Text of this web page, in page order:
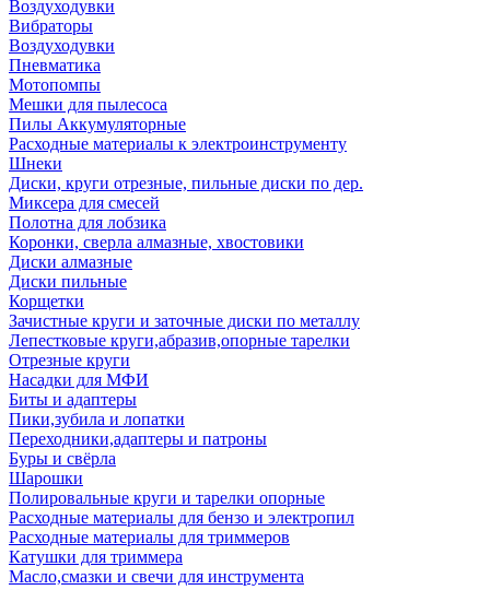
Воздуходувки
Вибраторы
Воздуходувки
Пневматика
Мотопомпы
Мешки для пылесоса
Пилы Аккумуляторные
Расходные материалы к электроинструменту
Шнеки
Диски, круги отрезные, пильные диски по дер.
Миксера для смесей
Полотна для лобзика
Коронки, сверла алмазные, хвостовики
Диски алмазные
Диски пильные
Корщетки
Зачистные круги и заточные диски по металлу
Лепестковые круги,абразив,опорные тарелки
Отрезные круги
Насадки для МФИ
Биты и адаптеры
Пики,зубила и лопатки
Переходники,адаптеры и патроны
Буры и свёрла
Шарошки
Полировальные круги и тарелки опорные
Расходные материалы для бензо и электропил
Расходные материалы для триммеров
Катушки для триммера
Масло,смазки и свечи для инструмента